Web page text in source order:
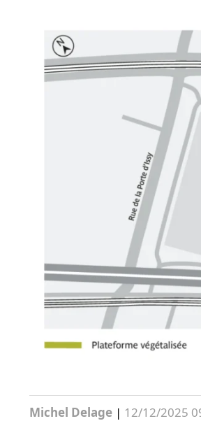
Michel Delage | 12/12/2025